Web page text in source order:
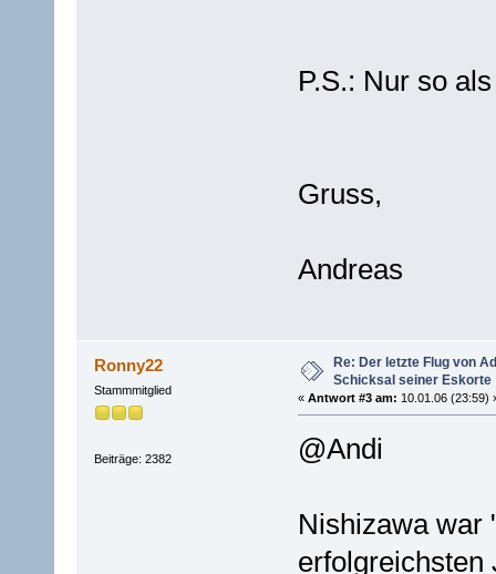
P.S.: Nur so
Gruss,
Andreas
Ronny22
Stammmitglied
Beiträge: 2382
Re: Der letzte Flug von
Schicksal seiner Eskorte
« Antwort #3 am: 10.01.06 (23:59)
@Andi
Nishizawa war
erfolgreichsten